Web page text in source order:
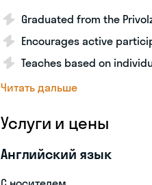
Graduated from the
Encourages active
Teaches based on
Читать дальше
Услуги и цены
Английский язык